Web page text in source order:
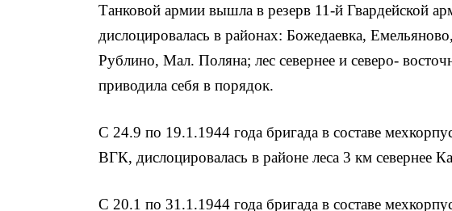
Танковой армии вышла в резерв 11-й Гвардейской
дислоцировалась в районах: Божедаевка,
Рублино, Мал. Поляна; лес севернее и северо-
приводила себя в порядок.
С 24.9 по 19.1.1944 года бригада в составе
ВГК, дислоцировалась в районе леса 3 км севернее
С 20.1 по 31.1.1944 года бригада в составе